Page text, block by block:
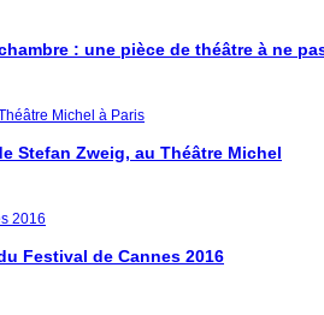
: une pièce de théâtre à ne
Stefan Zweig, au Théâtre Michel
Festival de Cannes 2016